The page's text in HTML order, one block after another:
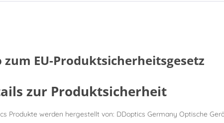
zum EU-Produktsicherheitsgesetz
zur Produktsicherheit
Produkte werden hergestellt von: DDoptics Germany Optische